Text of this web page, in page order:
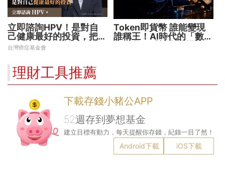
立即諮詢HPV！是對自
己健康最好的投資，把握
現在不嫌晚！
台灣癌症基金會
Token即貨幣 誰能變現
誰稱王！AI時代的「數位
理財工具推薦
下載存錢小豬公APP
52週存到夢想基金
建立目標有動力，每天提醒你存錢，紀錄一目了然！
Android下載 iOS下載